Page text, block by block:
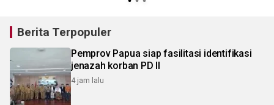
Berita Terpopuler
Pemprov Papua siap fasilitasi identifikasi
jenazah korban PD II
4 jam lalu